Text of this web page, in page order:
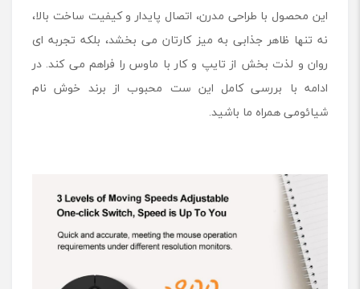
ی
م
ل
M
o
m
o
e
این محصول با طراحی مدرن، اتصال پایدار و کیفیت ساخت بالا،
نه ‌تنها ظاهر جذابی به میز کارتان می ‌بخشد، بلکه تجربه ‌ای
روان و لذت ‌بخش از تایپ و کار با ماوس را فراهم می ‌کند. در
ادامه با بررسی کامل این ست محبوب از برند خوش‌ نام
شیائومی همراه ما باشید.